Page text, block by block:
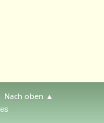
Nach oben ▲